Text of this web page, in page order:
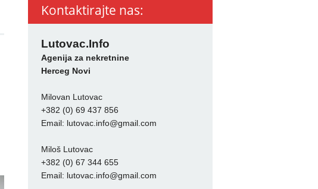
Kontaktirajte nas:
Lutovac.Info
Agenija za nekretnine
Herceg Novi
Milovan Lutovac
+382 (0) 69 437 856
Email: lutovac.info@gmail.com
Miloš Lutovac
+382 (0) 67 344 655
Email: lutovac.info@gmail.com